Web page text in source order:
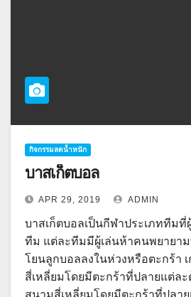
กิจกรรมลดน้ำหนัก
บาสเก็ตบอล
APR 29, 2019 ADMIN
บาสเก็ตบอลเป็นกีฬาประเภททีมที่
ทีม แต่ละทีมมีผู้เล่นห้าคนพยายา
โยนลูกบอลลงในห่วงหรือตะกร้า
สี่เหลี่ยมโดยมีตะกร้าที่ปลายแต่ละ
สนามสี่เหลี่ยมโดยมีตะกร้าที่ปลา